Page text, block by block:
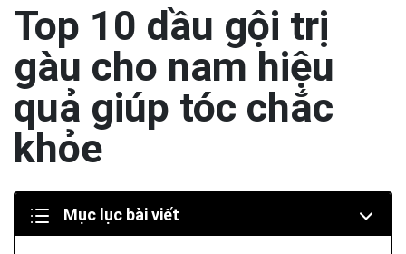
Top 10 dầu gội trị
gàu cho nam hiệu
quả giúp tóc chắc
khỏe
Mục lục bài viết